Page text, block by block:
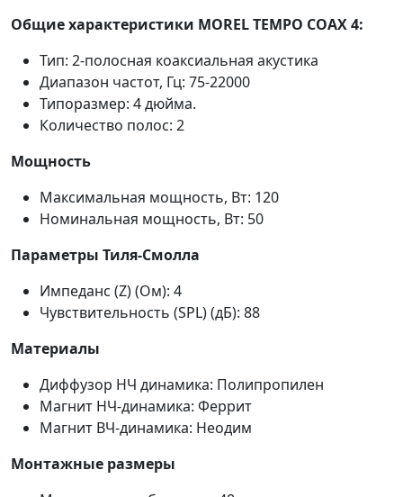
Общие характеристики MOREL TEMPO COAX 4:
Тип: 2-полосная коаксиальная акустика
Диапазон частот, Гц: 75-22000
Типоразмер: 4 дюйма.
Количество полос: 2
Mощность
Максимальная мощность, Вт: 120
Номинальная мощность, Вт: 50
Параметры Тиля-Смолла
Импеданс (Z) (Ом): 4
Чувствительность (SPL) (дБ): 88
Материалы
Диффузор НЧ динамика: Полипропилен
Магнит НЧ-динамика: Феррит
Магнит ВЧ-динамика: Неодим
Монтажные размеры